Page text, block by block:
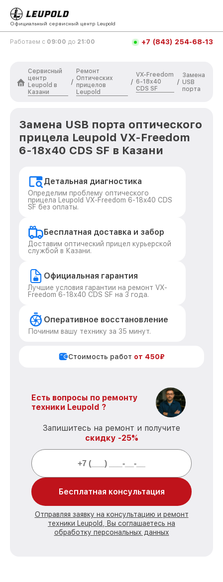
Официальный сервисный центр Leupold
Работаем с 09:00 до 21:00 +7 (843) 254-68-13
Сервисный
центр
Leupold в
Казани
/
Ремонт
Оптических
прицелов
Leupold
/
VX-Freedom
6-18x40
CDS SF
/
Замена
USB
порта
Замена USB порта оптического
прицела Leupold VX-Freedom
6-18x40 CDS SF в Казани
Детальная диагностика
Определим проблему оптического
прицела Leupold VX-Freedom 6-18x40 CDS
SF без оплаты.
Бесплатная доставка и забор
Доставим оптический прицел курьерской
службой в Казани.
Официальная гарантия
Лучшие условия гарантии на ремонт VX-
Freedom 6-18x40 CDS SF на 3 года.
Оперативное восстановление
Починим вашу технику за 35 минут.
Стоимость работ от 450₽
Есть вопросы по ремонту
техники Leupold ?
Запишитесь на ремонт и получите
скидку -25%
Бесплатная консультация
Отправляя заявку на консультацию и ремонт
техники Leupold, Вы соглашаетесь на
обработку персональных данных